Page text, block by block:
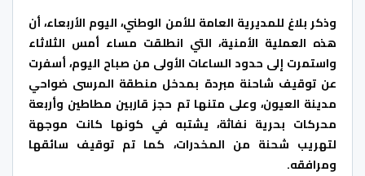
وذكر بلاغ للمديرية العامة للأمن الوطني، اليوم الأربعاء، أن
هذه العملية الأمنية، التي انطلقت مساء أمس الثلاثاء
واستمرت إلى حدود الساعات الأولى من صباح اليوم، أسفرت
عن توقيف شاحنة مبردة بمدخل منطقة المرسى ضواحي
مدينة العيون، وعلى متنها تم حجز قاربين مطاطين وأربعة
محركات بحرية نفاثة، يشتبه في كونها كانت موجهة
لتهريب شحنة من المخدرات، كما تم توقيف سائقها
ومرافقه.